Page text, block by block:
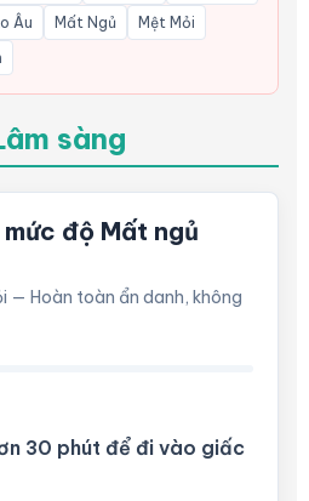
Lo Âu Mất Ngủ
Mệt Mỏi
sàng
độ Mất ngủ
— Hoàn toàn ẩn danh, không
30 phút để đi vào giấc